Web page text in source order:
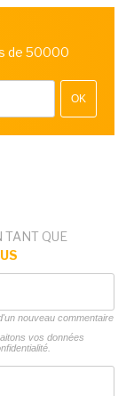
de 50000
OK
TANT QUE
nouveau commentaire
vos données